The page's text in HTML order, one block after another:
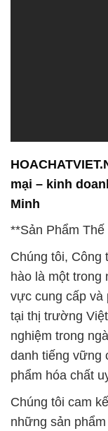
mại – kinh
Minh
**Sản Phẩm Thế
Chúng tôi,
hào là một trong
vực cung cấp và
tại thị trường
nghiệm trong
danh tiếng vững
phẩm hóa chất
Chúng tôi cam
những sản